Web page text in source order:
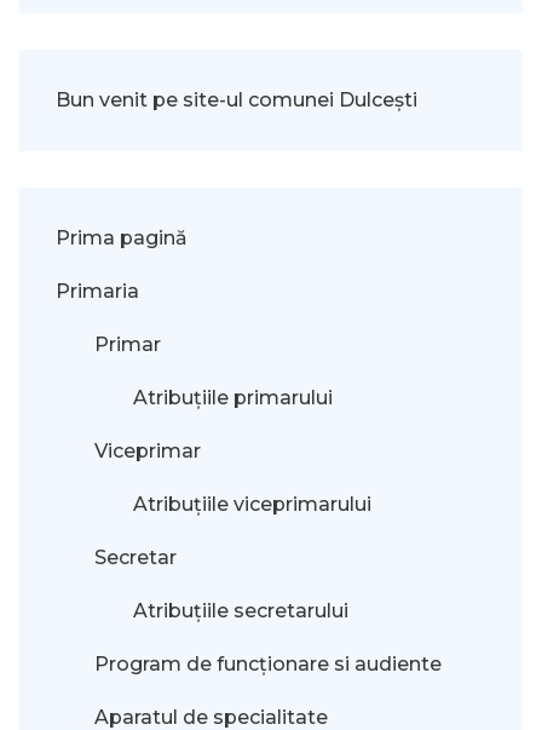
Bun venit pe site-ul comunei Dulcești
Prima pagină
Primaria
Primar
Atribuțiile primarului
Viceprimar
Atribuțiile viceprimarului
Secretar
Atribuțiile secretarului
Program de funcționare si audiente
Aparatul de specialitate